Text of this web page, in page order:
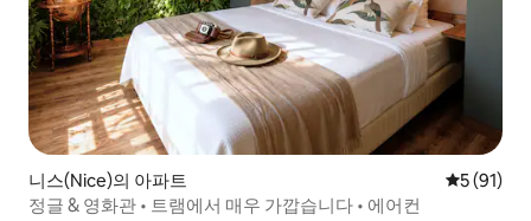
니스(Nice)의 아파트 평점 5점
5 (91)
정글 & 영화관 • 트램에서 매우 가깝습니다 • 에어컨